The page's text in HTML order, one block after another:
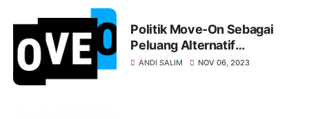
Politik Move-On Sebagai
Peluang Alternatif
Kemenangan Pilpres
ANDI SALIM NOV 06, 2023